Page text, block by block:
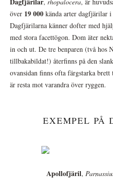
över 19 000 kända arter dagfjärilar
Dagfjärilarna känner dofter med
med stora facettögon. Dom äter
in och ut. De tre benparen (två hos
tillbakabildat!) återfinns på den
ovansidan finns ofta färgstarka
är resta mot varandra över ryggen.
EXEMPEL PÅ
Apollofjäril,